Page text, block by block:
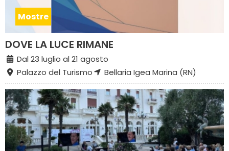
Mostre
DOVE LA LUCE RIMANE
Dal 23 luglio al 21 agosto
Palazzo del Turismo
Bellaria Igea Marina (RN)